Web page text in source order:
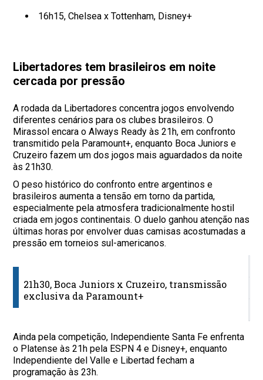
16h15, Chelsea x Tottenham, Disney+
Libertadores tem brasileiros em noite
cercada por pressão
A rodada da Libertadores concentra jogos envolvendo
diferentes cenários para os clubes brasileiros. O
Mirassol encara o Always Ready às 21h, em confronto
transmitido pela Paramount+, enquanto Boca Juniors e
Cruzeiro fazem um dos jogos mais aguardados da noite
às 21h30.
O peso histórico do confronto entre argentinos e
brasileiros aumenta a tensão em torno da partida,
especialmente pela atmosfera tradicionalmente hostil
criada em jogos continentais. O duelo ganhou atenção nas
últimas horas por envolver duas camisas acostumadas a
pressão em torneios sul-americanos.
21h30, Boca Juniors x Cruzeiro, transmissão
exclusiva da Paramount+
Ainda pela competição, Independiente Santa Fe enfrenta
o Platense às 21h pela ESPN 4 e Disney+, enquanto
Independiente del Valle e Libertad fecham a
programação às 23h.